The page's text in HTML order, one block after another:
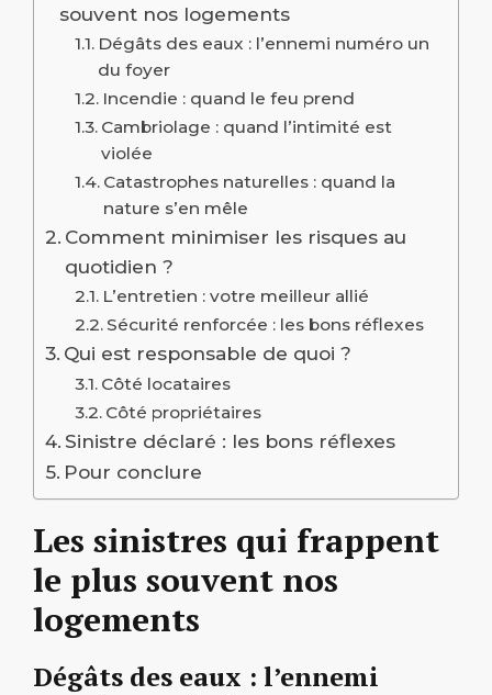
souvent nos logements
Dégâts des eaux : l’ennemi numéro un
du foyer
Incendie : quand le feu prend
Cambriolage : quand l’intimité est
violée
Catastrophes naturelles : quand la
nature s’en mêle
Comment minimiser les risques au
quotidien ?
L’entretien : votre meilleur allié
Sécurité renforcée : les bons réflexes
Qui est responsable de quoi ?
Côté locataires
Côté propriétaires
Sinistre déclaré : les bons réflexes
Pour conclure
Les sinistres qui frappent
le plus souvent nos
logements
Dégâts des eaux : l’ennemi